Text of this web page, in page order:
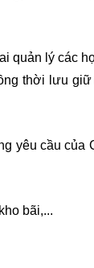
quản lý các
thời lưu
yêu cầu của
bãi,...